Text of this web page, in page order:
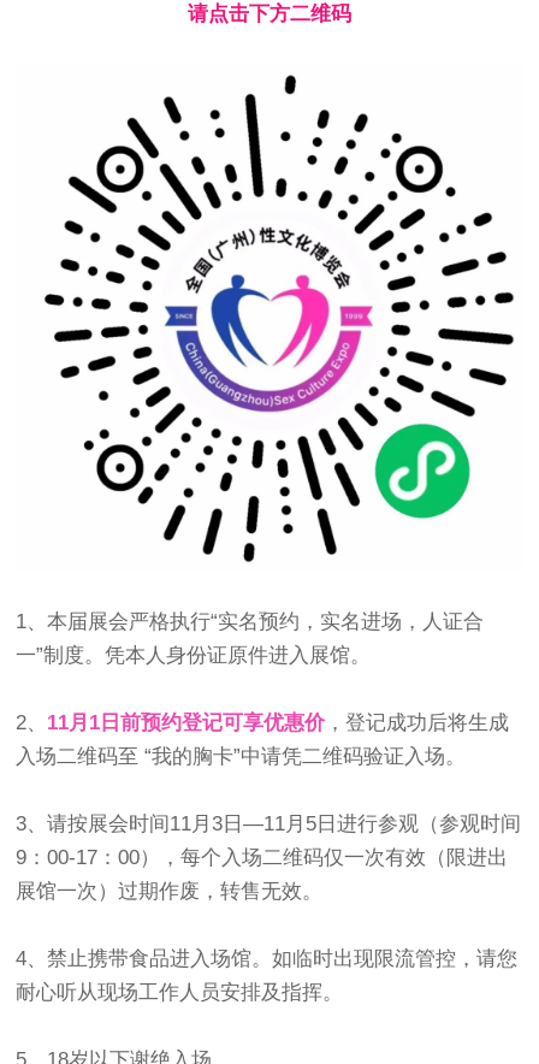
请点击下方二维码
1、本届展会严格执行“实名预约，实名进场，人证合
一”制度。凭本人身份证原件进入展馆。
2、 11月1日前预约登记可享优惠价，登记成功后将生成
入场二维码至 “我的胸卡”中请凭二维码验证入场。
3、请按展会时间11月3日—11月5日进行参观（参观时间
9：00-17：00），每个入场二维码仅一次有效（限进出
展馆一次）过期作废，转售无效。
4、禁止携带食品进入场馆。如临时出现限流管控，请您
耐心听从现场工作人员安排及指挥。